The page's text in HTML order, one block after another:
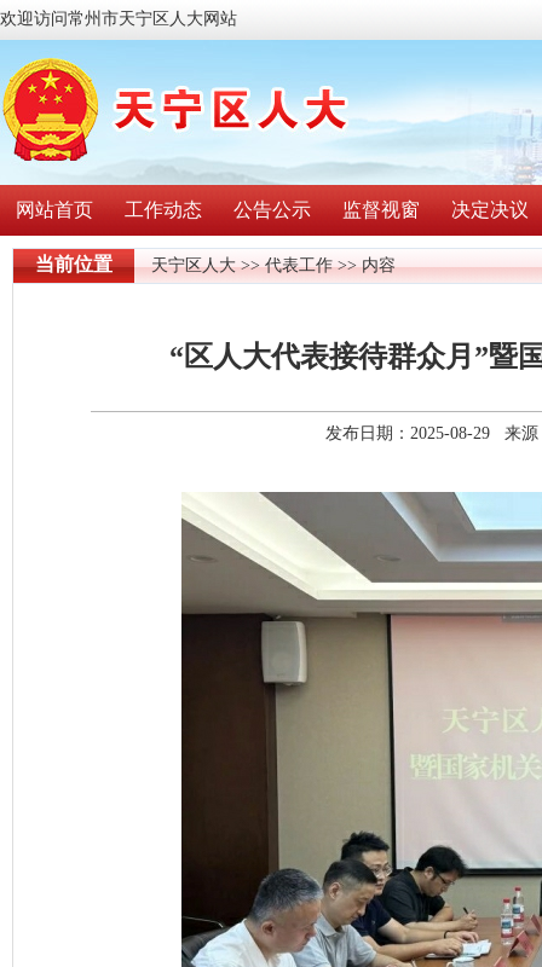
欢迎访问常州市天宁区人大网站
网站首页 工作动态 公告公示 监督视窗 决定决议
当前位置 天宁区人大>>代表工作>> 内容
“区人大代表接待群众月”暨
发布日期：2025-08-29 来